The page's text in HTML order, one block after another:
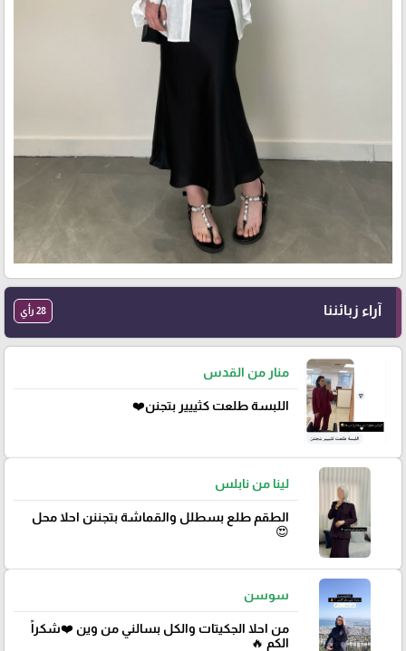
آراء زبائننا 28 رأي
منار من القدس
اللبسة طلعت كثييير بتجنن❤️
لينا من نابلس
الطقم طلع بسطلل والقماشة بتجننن احلا محل
😍
سوسن
من احلا الجكيتات والكل بسالني من وين ❤️شكراً
الكم 🔥